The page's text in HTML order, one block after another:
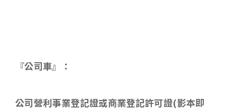
『公司車』：
公司營利事業登記證或商業登記許可證(影本即